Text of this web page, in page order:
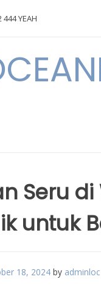
444 YEAH
Seru
untuk
18, 2024 by adminloc